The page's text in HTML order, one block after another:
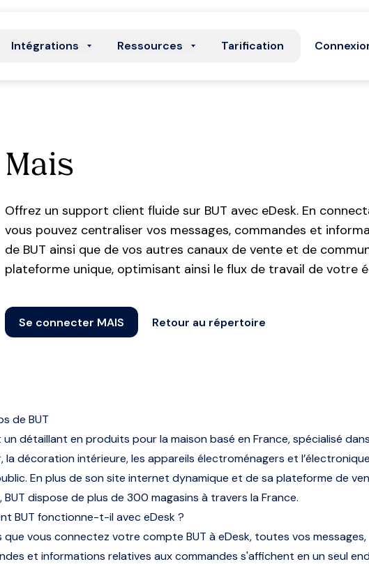
Intégrations Ressources Tarification
Mais
Offrez un support client fluide sur BUT avec eDesk. En
vous pouvez centraliser vos messages, commandes et
de BUT ainsi que de vos autres canaux de vente et de
plateforme unique, optimisant ainsi le flux de travail de votre
Se connecter MAIS Retour au répertoire
de BUT
un détaillant en produits pour la maison basé en France, spécialisé
la décoration intérieure, les appareils électroménagers et l’électronique
En plus de son site internet dynamique et de sa plateforme de
BUT dispose de plus de 300 magasins à travers la France.
BUT fonctionne-t-il avec eDesk ?
que vous connectez votre compte BUT à eDesk, toutes vos messages,
et informations relatives aux commandes s'affichent en un seul